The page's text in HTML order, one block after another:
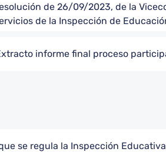
de 26/09/2023, de la
de la Inspección de
informe final proceso
se regula la Inspección Educativa